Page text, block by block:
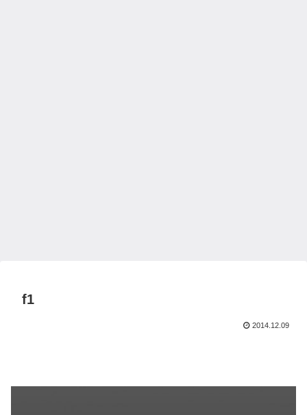
f1
2014.12.09